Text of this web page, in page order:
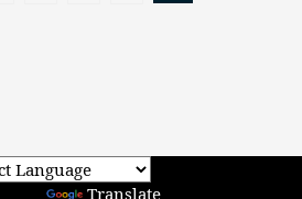
Translate